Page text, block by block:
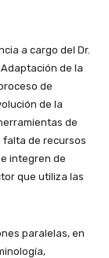
a cargo del Dr.
de la
de
de la
de
falta de recursos
integren de
que utiliza las
paralelas, en